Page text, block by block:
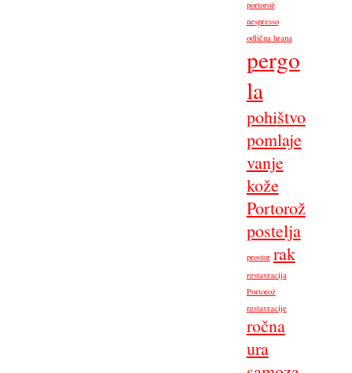
portorož
nespresso
odlična hrana
pergo
la
pohištvo
pomlaje
vanje
kože
Portorož
postelja
prostor rak
restavracija
Portorož
restavracije
ročna
ura